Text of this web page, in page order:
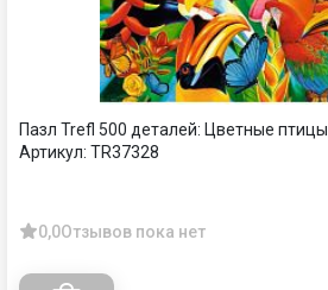
Пазл Trefl 500 деталей: Цветные птицы
Артикул: TR37328
0,0Отзывов пока нет